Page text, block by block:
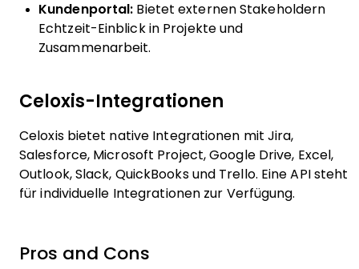
Kundenportal: Bietet externen Stakeholdern
Echtzeit-Einblick in Projekte und
Zusammenarbeit.
Celoxis-Integrationen
Celoxis bietet native Integrationen mit Jira,
Salesforce, Microsoft Project, Google Drive, Excel,
Outlook, Slack, QuickBooks und Trello. Eine API steht
für individuelle Integrationen zur Verfügung.
Pros and Cons